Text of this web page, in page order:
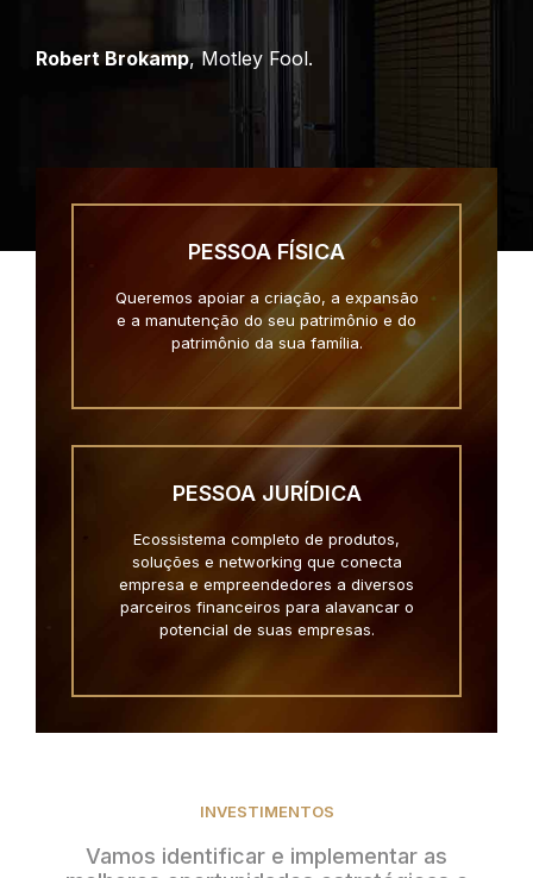
Robert Brokamp, Motley Fool.
PESSOA FÍSICA
Queremos apoiar a criação, a expansão
e a manutenção do seu patrimônio e do
patrimônio da sua família.
PESSOA JURÍDICA
Ecossistema completo de produtos,
soluções e networking que conecta
empresa e empreendedores a diversos
parceiros financeiros para alavancar o
potencial de suas empresas.
INVESTIMENTOS
Vamos identificar e implementar as